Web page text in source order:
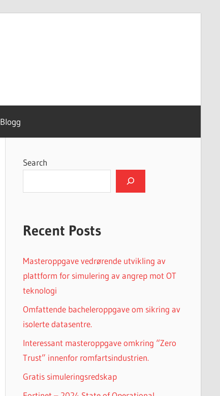
Blogg
Search
Recent Posts
Masteroppgave vedrørende utvikling av
plattform for simulering av angrep mot OT
teknologi
Omfattende bacheleroppgave om sikring av
isolerte datasentre.
Interessant masteroppgave omkring “Zero
Trust” innenfor romfartsindustrien.
Gratis simuleringsredskap